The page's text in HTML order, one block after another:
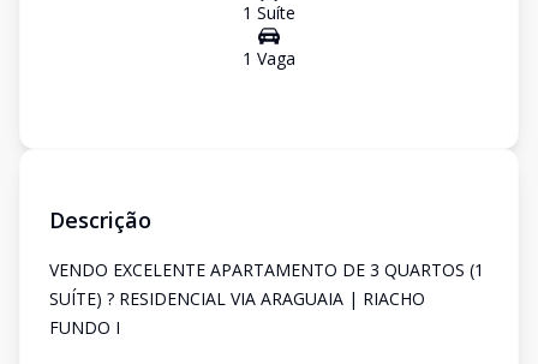
1 Suíte
1 Vaga
Descrição
VENDO EXCELENTE APARTAMENTO DE 3 QUARTOS (1
SUÍTE) ? RESIDENCIAL VIA ARAGUAIA | RIACHO
FUNDO I